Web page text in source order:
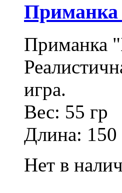
Приманка
Приманка
игра.
Вес: 55 гр
Длина:
Нет в